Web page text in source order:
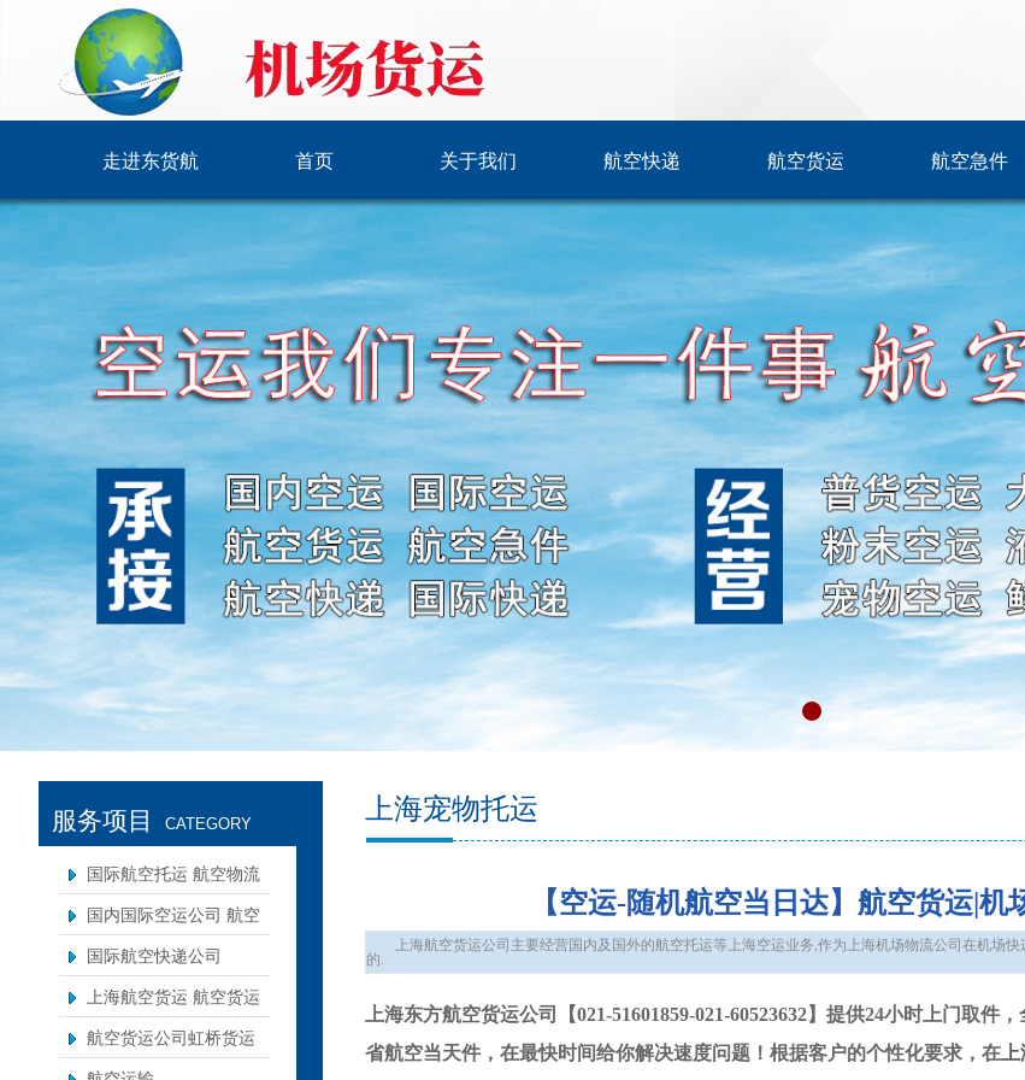
走进东货航 首页 关于我们 航空快递 航空货运 航空急件
上海宠物托运
服务项目 CATEGORY
国际航空托运 航空物流
国内国际空运公司 航空
急件空运
国际航空快递公司
上海航空货运 航空货运
公司规定
航空货运公司虹桥货运
站
【空运-随机航空当日达】航空货运|
上海航空货运公司主要经营国内及国外的航空托运等上海空运业务,作为上海机场物流公司在机场
的.
上海东方航空货运公司【021-51601859-021-60523632】提供24小时上门取
省航空当天件，在最快时间给你解决速度问题！根据客户的个性化要求，在